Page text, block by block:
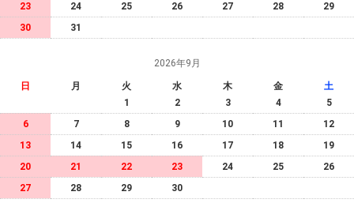
23
24 25 26 27 28
29
30
31
2026年9月
日 月 火 水 木 金
土
1
2 3 4
5
6
7 8 9 10 11
12
13
14 15 16 17 18
19
20
21 22 23 24 25
26
27
28 29 30